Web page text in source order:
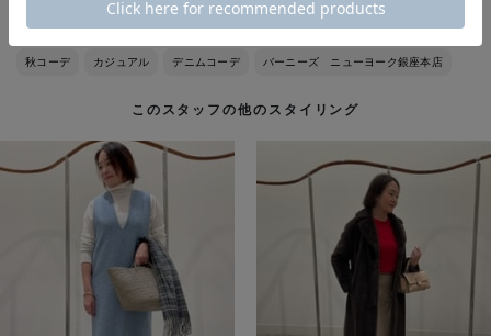
オーラリー AURALEE SOUPLE LUZ ウィメンズウェア ニット
秋コーデ カジュアル デニムコーデ バーニーズ ニューヨーク銀座本店
このスタッフの他のスタイリング